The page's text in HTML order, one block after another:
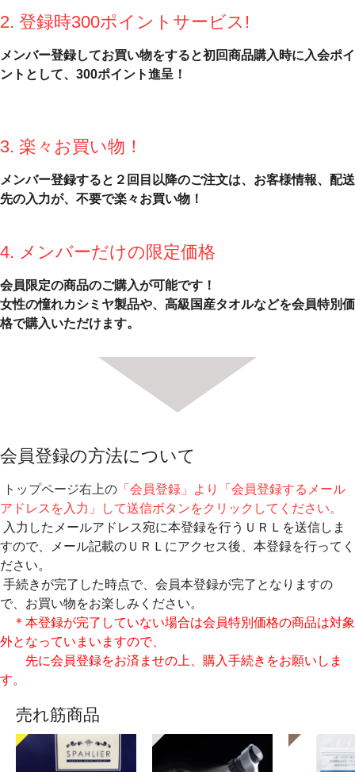
2. 登録時300ポイントサービス!
メンバー登録してお買い物をすると初回商品購入時に入会ポイ
ントとして、300ポイント進呈！
3. 楽々お買い物！
メンバー登録すると２回目以降のご注文は、お客様情報、配送
先の入力が、不要で楽々お買い物！
4. メンバーだけの限定価格
会員限定の商品のご購入が可能です！
女性の憧れカシミヤ製品や、高級国産タオルなどを会員特別価
格で購入いただけます。
会員登録の方法について
トップページ右上の 「会員登録」より「会員登録するメール
アドレスを入力」して送信ボタンをクリックしてください。
入力したメールアドレス宛に本登録を行うＵＲＬを送信しま
すので、メール記載のＵＲＬにアクセス後、本登録を行ってく
ださい。
手続きが完了した時点で、会員本登録が完了となりますの
で、お買い物をお楽しみください。
＊本登録が完了していない場合は会員特別価格の商品は対象
外となっていまいますので、
先に会員登録をお済ませの上、購入手続きをお願いしま
す。
売れ筋商品